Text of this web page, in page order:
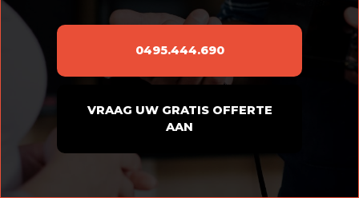
0495.444.690
VRAAG UW GRATIS OFFERTE
AAN